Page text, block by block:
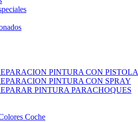
PINTURA CON PISTOLA
PINTURA CON SPRAY
PINTURA PARACHOQUES
Coche